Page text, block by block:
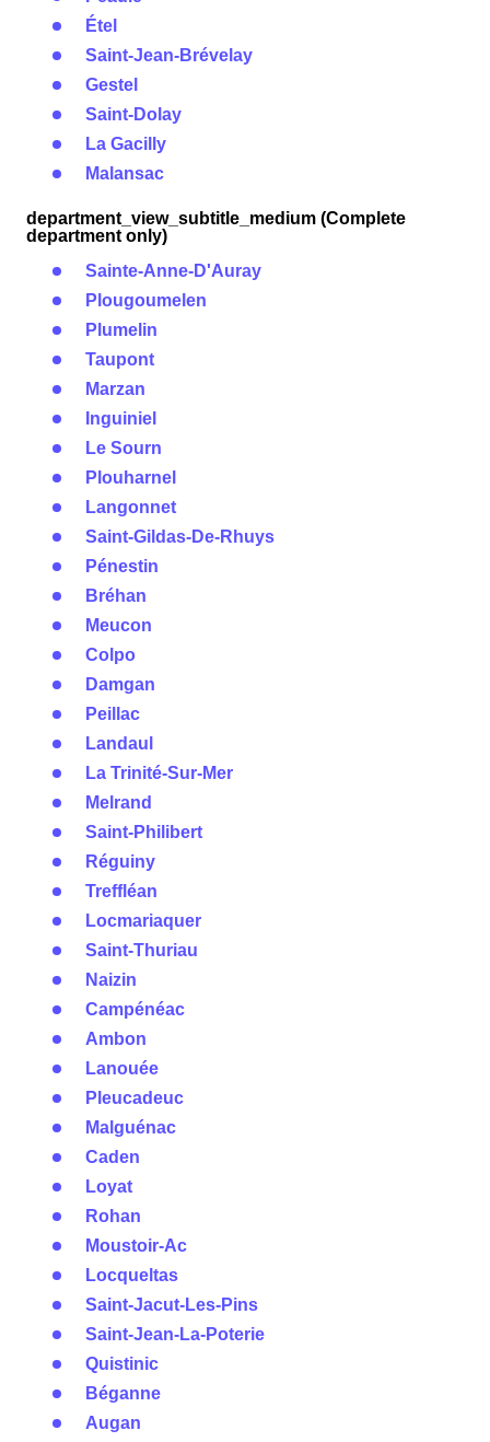
Étel
Saint-Jean-Brévelay
Gestel
Saint-Dolay
La Gacilly
Malansac
department_view_subtitle_medium (Complete
department only)
Sainte-Anne-D'Auray
Plougoumelen
Plumelin
Taupont
Marzan
Inguiniel
Le Sourn
Plouharnel
Langonnet
Saint-Gildas-De-Rhuys
Pénestin
Bréhan
Meucon
Colpo
Damgan
Peillac
Landaul
La Trinité-Sur-Mer
Melrand
Saint-Philibert
Réguiny
Treffléan
Locmariaquer
Saint-Thuriau
Naizin
Campénéac
Ambon
Lanouée
Pleucadeuc
Malguénac
Caden
Loyat
Rohan
Moustoir-Ac
Locqueltas
Saint-Jacut-Les-Pins
Saint-Jean-La-Poterie
Quistinic
Béganne
Augan